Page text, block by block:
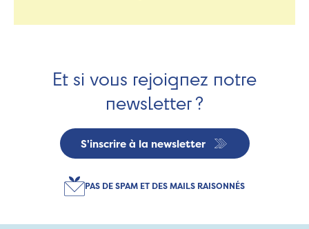
Et si vous rejoignez notre
newsletter ?
S'inscrire à la newsletter
PAS DE SPAM ET DES MAILS RAISONNÉS